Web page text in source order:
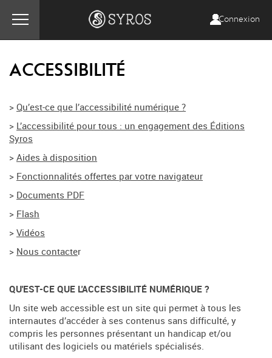
Connexion
ACCESSIBILITÉ
> Qu’est-ce que l’accessibilité numérique ?
> L’accessibilité pour tous : un engagement des Éditions
Syros
> Aides à disposition
> Fonctionnalités offertes par votre navigateur
> Documents PDF
> Flash
> Vidéos
> Nous contacter
QU'EST-CE QUE L'ACCESSIBILITÉ NUMÉRIQUE ?
Un site web accessible est un site qui permet à tous les
internautes d’accéder à ses contenus sans difficulté, y
compris les personnes présentant un handicap et/ou
utilisant des logiciels ou matériels spécialisés.